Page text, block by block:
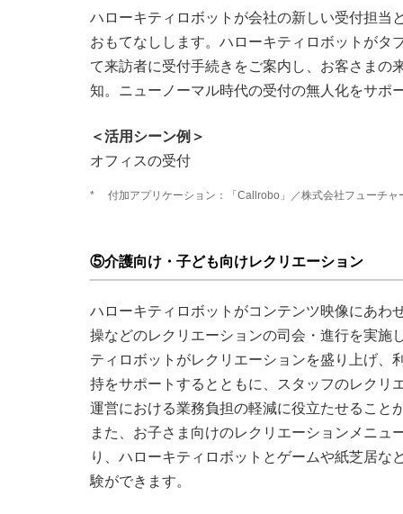
ハローキティロボットが会社の新しい受付担当
おもてなしします。ハローキティロボットがタ
て来訪者に受付手続きをご案内し、お客さまの
知。ニューノーマル時代の受付の無人化をサポ
＜活用シーン例＞
オフィスの受付
* 付加アプリケーション：「Callrobo」／株式会社フューチャ
⑤介護向け・子ども向けレクリエーション
ハローキティロボットがコンテンツ映像にあわ
操などのレクリエーションの司会・進行を実施
ティロボットがレクリエーションを盛り上げ、
持をサポートするとともに、スタッフのレクリ
運営における業務負担の軽減に役立たせること
また、お子さま向けのレクリエーションメニュ
り、ハローキティロボットとゲームや紙芝居な
験ができます。